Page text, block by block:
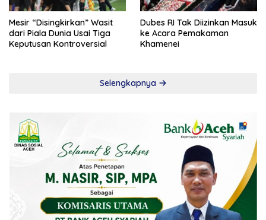
Mesir “Disingkirkan” Wasit
dari Piala Dunia Usai Tiga
Keputusan Kontroversial
Dubes RI Tak Diizinkan Masuk
ke Acara Pemakaman
Khamenei
Selengkapnya